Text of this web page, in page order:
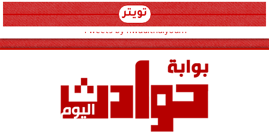
تويتر
Tweets by hwadithalyoum